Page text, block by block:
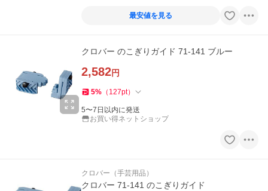
最安値を見る
クロバー のこぎりガイド 71-141 ブルー
2,582円
5% （ 127pt）
5〜7日以内に発送
お買い得ネットショップ
クロバー（手芸用品）
クロバー 71-141 のこぎりガイド